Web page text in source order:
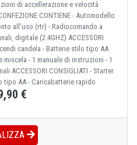
di accellerazione e velocità
CONTIENE - Automodello
all'uso (rtr) - Radiocomando a
digitale (2.4GHZ) ACCESSORI
candela - Batterie stilo tipo AA
miscela - 1 manuale di instruzioni - 1
ACCESSORI CONSIGLIATI - Starter
AA - Caricabatterie rapido
€